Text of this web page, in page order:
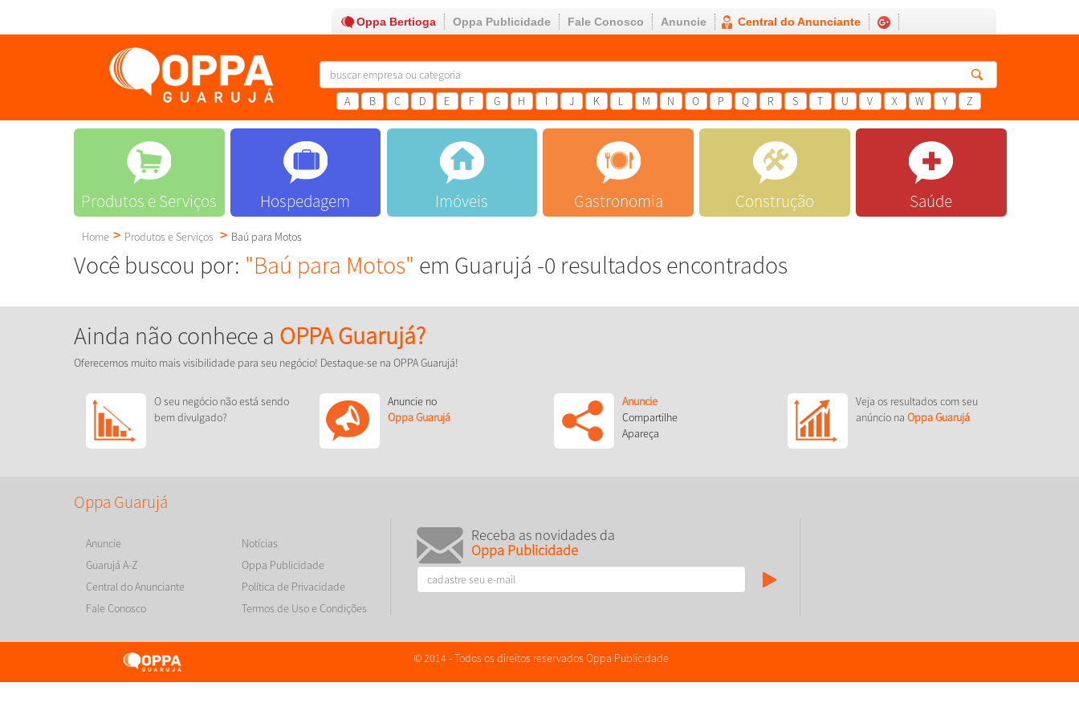
Oppa Bertioga Oppa Publicidade Fale Conosco Anuncie Central do Anunciante
A B C D E F G H I J K L M N O P Q R S T U V X W Y Z
Produtos e Serviços Hospedagem Imóveis Gastronomia Construção Saúde
Home Produtos e Serviços Baú para Motos
Você buscou por: "Baú para Motos" em Guarujá -0 resultados encontrados
Ainda não conhece a OPPA Guarujá?
Oferecemos muito mais visibilidade para seu negócio! Destaque-se na OPPA Guarujá!
O seu negócio não está sendo
bem divulgado?
Anuncie no
Oppa Guarujá
Anuncie
Compartilhe
Apareça
Veja os resultados com seu
anúncio na Oppa Guarujá
Oppa Guarujá
Anuncie
Guarujá A-Z
Central do Anunciante
Fale Conosco
Notícias
Oppa Publicidade
Política de Privacidade
Termos de Uso e Condições
Receba as novidades da
Oppa Publicidade
© 2014 - Todos os direitos reservados Oppa Publicidade